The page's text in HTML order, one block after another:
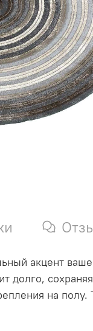
акцент
долго,
на